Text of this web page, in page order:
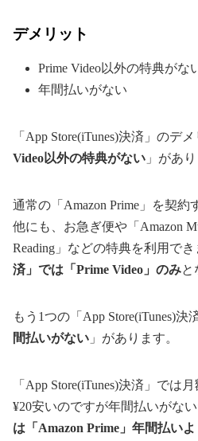
デメリット
Prime Video以外の特典がな
年間払いがない
「App Store(iTunes)決済」のデ
Video以外の特典がない 」があり
通常の「Amazon Prime」を契約
他にも、お急ぎ便や「Amazon
Reading」などの特典を利用でき
済」では「Prime Video」のみと
もう1つの「App Store(iTunes)決
間払いがない 」があります。
「App Store(iTunes)決済」では
¥20安いのですが年間払いがない
は「Amazon Prime」年間払いよ